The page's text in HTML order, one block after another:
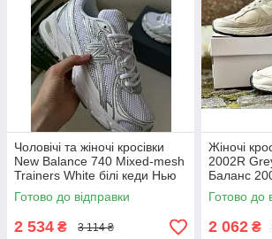
Чоловічі та жіночі кросівки
New Balance 740 Mixed-mesh
Trainers White білі кеди Нью
Баланс 740 Міксед-меш
Трейнерс текстиль літо
Готово до відправки
2 534 ₴ 3 114 ₴
Жіночі
2002R
Баланс
сітка
Готово до
2 062 ₴